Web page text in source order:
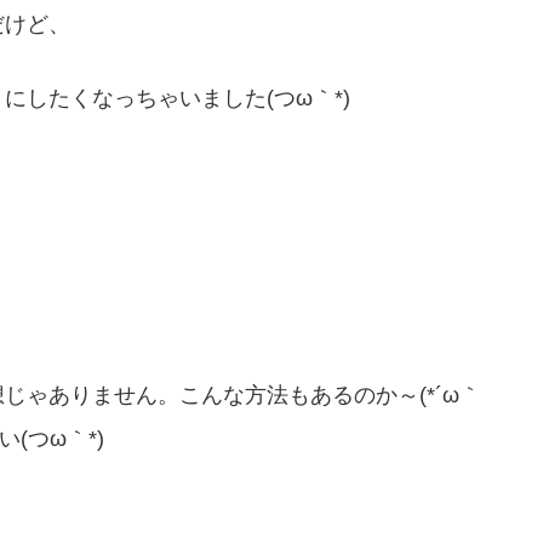
ど、
したくなっちゃいました(つω｀*)
ゃありません。こんな方法もあるのか～(*´ω｀
(つω｀*)